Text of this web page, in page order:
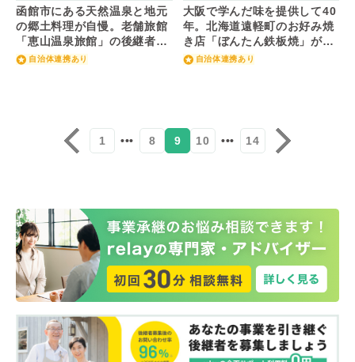
函館市にある天然温泉と地元
の郷土料理が自慢。老舗旅館
「恵山温泉旅館」の後継者を
募集！
自治体連携あり
大阪で学んだ味を提供して40
年。北海道遠軽町のお好み焼
き店「ぼんたん鉄板焼」が後
継者を募集！
自治体連携あり
1 ••• 8 9 10 ••• 14